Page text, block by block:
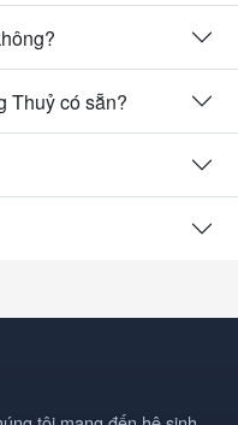
Thuỷ có sẵn?